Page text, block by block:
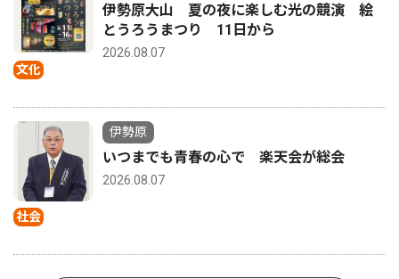
文化
伊勢原大山 夏の夜に楽しむ光の競演 絵
とうろうまつり 11日から
2026.08.07
社会
伊勢原
いつまでも青春の心で 楽天会が総会
2026.08.07